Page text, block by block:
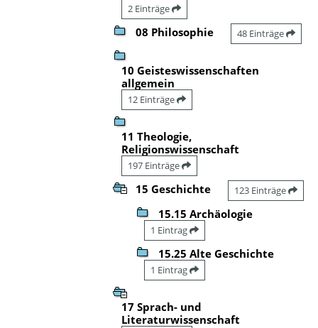
2 Einträge
08 Philosophie 48 Einträge
10 Geisteswissenschaften
allgemein
12 Einträge
11 Theologie,
Religionswissenschaft
197 Einträge
15 Geschichte 123 Einträge
15.15 Archäologie
1 Eintrag
15.25 Alte Geschichte
1 Eintrag
17 Sprach- und
Literaturwissenschaft